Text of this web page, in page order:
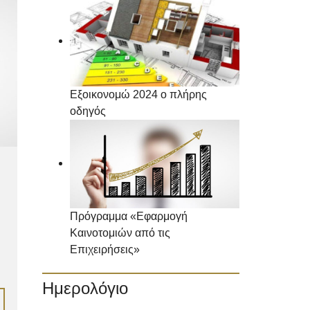
Εξοικονομώ 2024 ο πλήρης
οδηγός
Πρόγραμμα «Εφαρμογή
Καινοτομιών από τις
Επιχειρήσεις»
Ημερολόγιο